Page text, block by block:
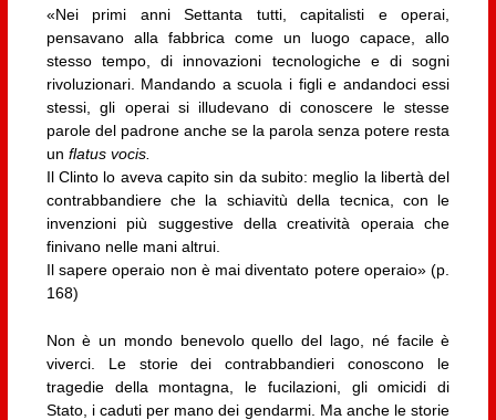
«Nei primi anni Settanta tutti, capitalisti e operai,
pensavano alla fabbrica come un luogo capace, allo
stesso tempo, di innovazioni tecnologiche e di sogni
rivoluzionari. Mandando a scuola i figli e andandoci essi
stessi, gli operai si illudevano di conoscere le stesse
parole del padrone anche se la parola senza potere resta
un flatus vocis.
Il Clinto lo aveva capito sin da subito: meglio la libertà del
contrabbandiere che la schiavitù della tecnica, con le
invenzioni più suggestive della creatività operaia che
finivano nelle mani altrui.
Il sapere operaio non è mai diventato potere operaio» (p.
168)
Non è un mondo benevolo quello del lago, né facile è
viverci. Le storie dei contrabbandieri conoscono le
tragedie della montagna, le fucilazioni, gli omicidi di
Stato, i caduti per mano dei gendarmi. Ma anche le storie